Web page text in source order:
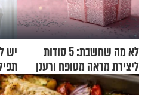
לא מה שחשבת: 5 סודות
ליצירת מראה מטופח ורענן
יש